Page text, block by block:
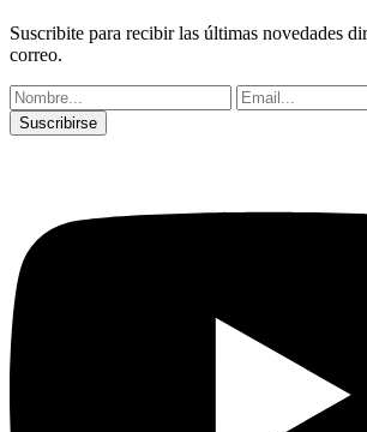
Suscribite para recibir las últimas novedades
correo.
Suscribirse